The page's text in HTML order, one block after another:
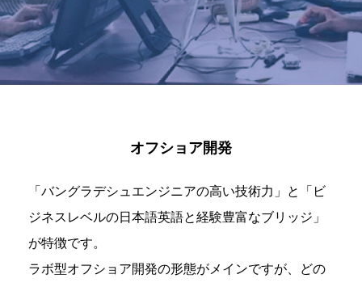
オフショア開発
「バングラデシュエンジニアの高い技術力」と「ビ
ジネスレベルの日本語英語と経験豊富なブリッジ」
が特徴です。
ラボ型オフショア開発の形態がメインですが、どの